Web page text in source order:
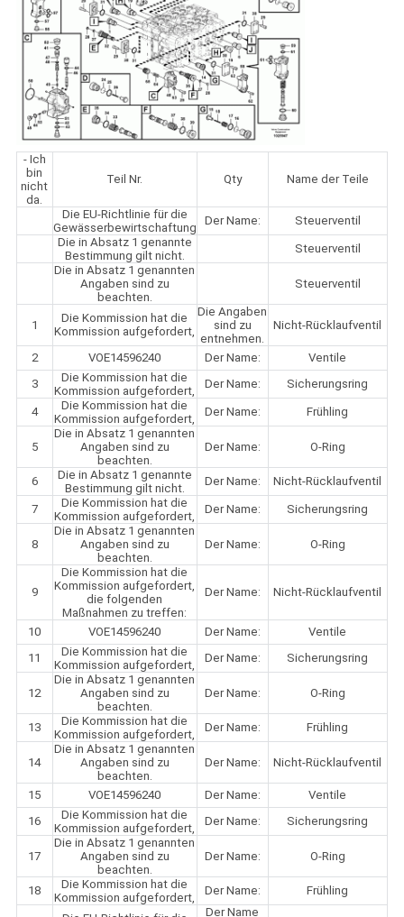
- Ich
bin
nicht
da.
Teil Nr. Qty Name der Teile
Die EU-Richtlinie für die
Gewässerbewirtschaftung
Der Name:
Steuerventil
Die in Absatz 1 genannte
Bestimmung gilt nicht.
Steuerventil
Die in Absatz 1 genannten
Angaben sind zu
beachten.
Steuerventil
1
Die Kommission hat die
Kommission aufgefordert,
Die Angaben
sind zu
entnehmen.
Nicht-Rücklaufventil
2 VOE14596240 Der Name:
Ventile
3
Die Kommission hat die
Kommission aufgefordert,
Der Name: Sicherungsring
4
Die Kommission hat die
Kommission aufgefordert,
Der Name: Frühling
5
Die in Absatz 1 genannten
Angaben sind zu
beachten.
Der Name: O-Ring
6
Die in Absatz 1 genannte
Bestimmung gilt nicht.
Der Name: Nicht-Rücklaufventil
7
Die Kommission hat die
Kommission aufgefordert,
Der Name: Sicherungsring
8
Die in Absatz 1 genannten
Angaben sind zu
beachten.
Der Name: O-Ring
9
Die Kommission hat die
Kommission aufgefordert,
die folgenden
Maßnahmen zu treffen:
Der Name: Nicht-Rücklaufventil
10 VOE14596240 Der Name:
Ventile
11
Die Kommission hat die
Kommission aufgefordert,
Der Name: Sicherungsring
12
Die in Absatz 1 genannten
Angaben sind zu
beachten.
Der Name: O-Ring
13
Die Kommission hat die
Kommission aufgefordert,
Der Name: Frühling
14
Die in Absatz 1 genannten
Angaben sind zu
beachten.
Der Name: Nicht-Rücklaufventil
15 VOE14596240 Der Name:
Ventile
16
Die Kommission hat die
Kommission aufgefordert,
Der Name: Sicherungsring
17
Die in Absatz 1 genannten
Angaben sind zu
beachten.
Der Name: O-Ring
18
Die Kommission hat die
Kommission aufgefordert,
Der Name: Frühling
Der Name